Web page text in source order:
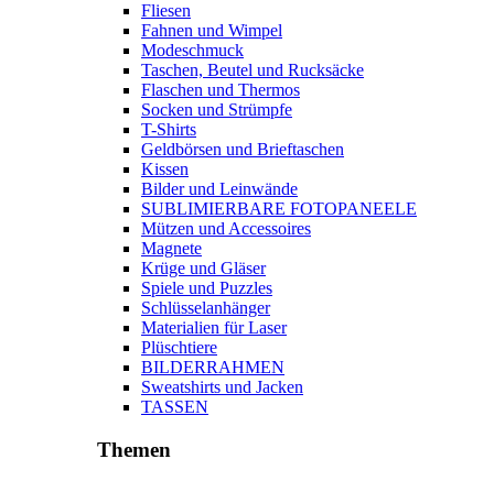
Fliesen
Fahnen und Wimpel
Modeschmuck
Taschen, Beutel und Rucksäcke
Flaschen und Thermos
Socken und Strümpfe
T-Shirts
Geldbörsen und Brieftaschen
Kissen
Bilder und Leinwände
SUBLIMIERBARE FOTOPANEELE
Mützen und Accessoires
Magnete
Krüge und Gläser
Spiele und Puzzles
Schlüsselanhänger
Materialien für Laser
Plüschtiere
BILDERRAHMEN
Sweatshirts und Jacken
TASSEN
Themen